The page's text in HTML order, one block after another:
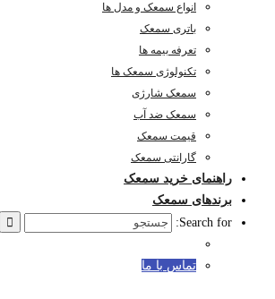
انواع سمعک و مدل ها
باتری سمعک
تعرفه بیمه ها
تکنولوژی سمعک ها
سمعک شارژی
سمعک ضد آب
قیمت سمعک
گارانتی سمعک
راهنمای خرید سمعک
برندهای سمعک
Search for:
تماس با ما